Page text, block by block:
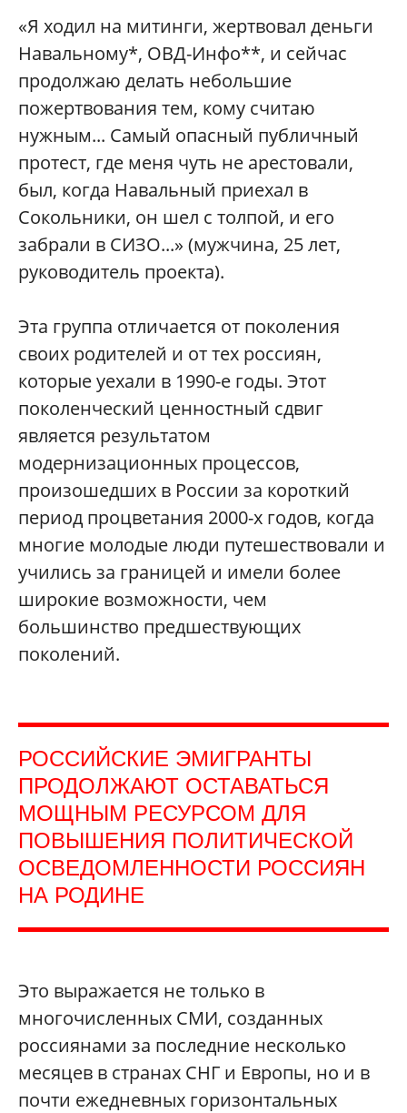
«Я ходил на митинги, жертвовал деньги
Навальному*, ОВД-Инфо**, и сейчас
продолжаю делать небольшие
пожертвования тем, кому считаю
нужным... Самый опасный публичный
протест, где меня чуть не арестовали,
был, когда Навальный приехал в
Сокольники, он шел с толпой, и его
забрали в СИЗО...» (мужчина, 25 лет,
руководитель проекта).
Эта группа отличается от поколения
своих родителей и от тех россиян,
которые уехали в 1990-е годы. Этот
поколенческий ценностный сдвиг
является результатом
модернизационных процессов,
произошедших в России за короткий
период процветания 2000-х годов, когда
многие молодые люди путешествовали и
учились за границей и имели более
широкие возможности, чем
большинство предшествующих
поколений.
РОССИЙСКИЕ ЭМИГРАНТЫ
ПРОДОЛЖАЮТ ОСТАВАТЬСЯ
МОЩНЫМ РЕСУРСОМ ДЛЯ
ПОВЫШЕНИЯ ПОЛИТИЧЕСКОЙ
ОСВЕДОМЛЕННОСТИ РОССИЯН
НА РОДИНЕ
Это выражается не только в
многочисленных СМИ, созданных
россиянами за последние несколько
месяцев в странах СНГ и Европы, но и в
почти ежедневных горизонтальных